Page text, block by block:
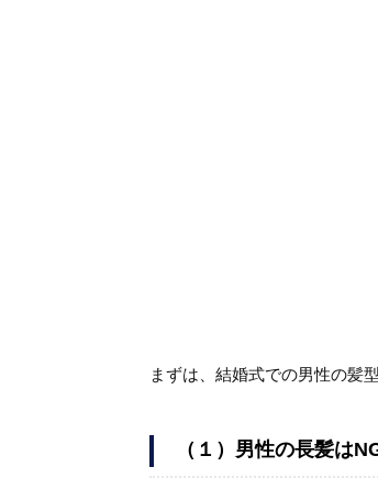
まずは、結婚式での男性の髪
（１）男性の長髪は